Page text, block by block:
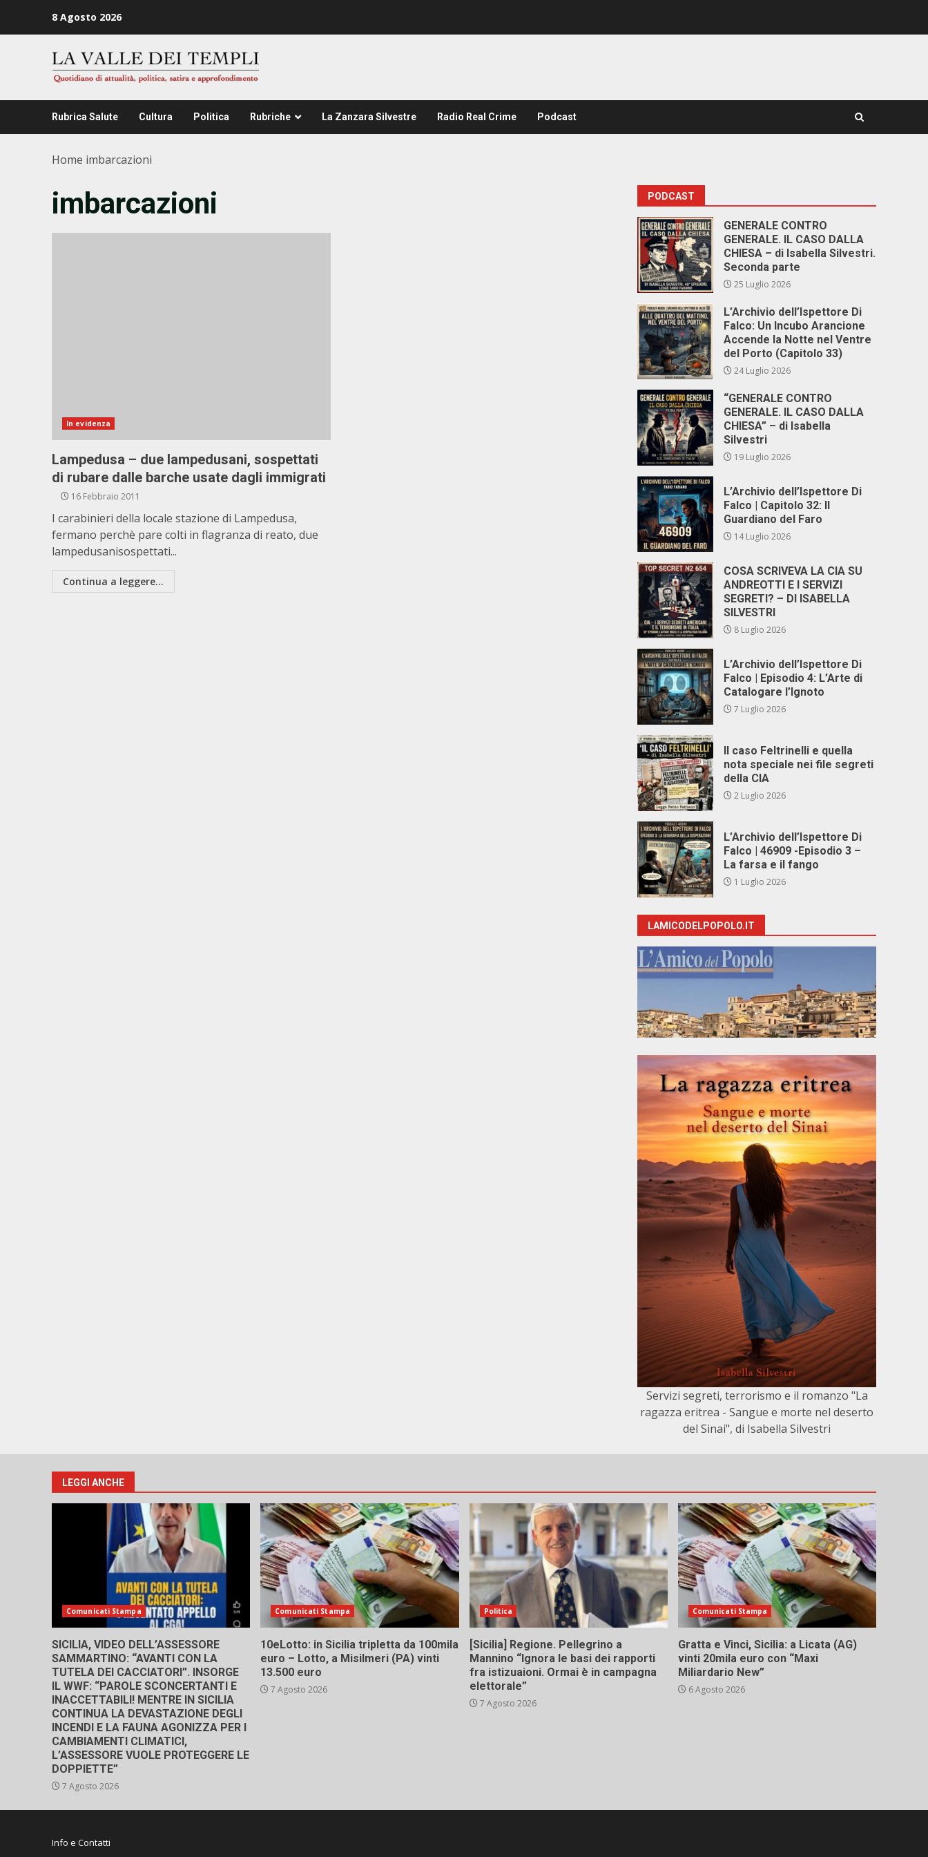
8 Agosto 2026
Rubrica Salute Cultura Politica Rubriche La Zanzara Silvestre Radio Real Crime Podcast
Home imbarcazioni
imbarcazioni
In evidenza
Lampedusa – due lampedusani, sospettati
di rubare dalle barche usate dagli immigrati
16 Febbraio 2011
I carabinieri della locale stazione di Lampedusa,
fermano perchè pare colti in flagranza di reato, due
lampedusanisospettati...
Continua a leggere...
PODCAST
GENERALE CONTRO
GENERALE. IL CASO DALLA
CHIESA – di Isabella Silvestri.
Seconda parte
25 Luglio 2026
L’Archivio dell’Ispettore Di
Falco: Un Incubo Arancione
Accende la Notte nel Ventre
del Porto (Capitolo 33)
24 Luglio 2026
“GENERALE CONTRO
GENERALE. IL CASO DALLA
CHIESA” – di Isabella
Silvestri
19 Luglio 2026
L’Archivio dell’Ispettore Di
Falco | Capitolo 32: Il
Guardiano del Faro
14 Luglio 2026
COSA SCRIVEVA LA CIA SU
ANDREOTTI E I SERVIZI
SEGRETI? – DI ISABELLA
SILVESTRI
8 Luglio 2026
L’Archivio dell’Ispettore Di
Falco | Episodio 4: L’Arte di
Catalogare l’Ignoto
7 Luglio 2026
Il caso Feltrinelli e quella
nota speciale nei file segreti
della CIA
2 Luglio 2026
L’Archivio dell’Ispettore Di
Falco | 46909 -Episodio 3 –
La farsa e il fango
1 Luglio 2026
LAMICODELPOPOLO.IT
Servizi segreti, terrorismo e il romanzo "La
ragazza eritrea - Sangue e morte nel deserto
del Sinai", di Isabella Silvestri
LEGGI ANCHE
Comunicati Stampa
SICILIA, VIDEO DELL’ASSESSORE
SAMMARTINO: “AVANTI CON LA
TUTELA DEI CACCIATORI”. INSORGE
IL WWF: “PAROLE SCONCERTANTI E
INACCETTABILI! MENTRE IN SICILIA
CONTINUA LA DEVASTAZIONE DEGLI
INCENDI E LA FAUNA AGONIZZA PER I
CAMBIAMENTI CLIMATICI,
L’ASSESSORE VUOLE PROTEGGERE LE
DOPPIETTE”
7 Agosto 2026
Comunicati Stampa
10eLotto: in Sicilia tripletta da 100mila
euro – Lotto, a Misilmeri (PA) vinti
13.500 euro
7 Agosto 2026
Politica
[Sicilia] Regione. Pellegrino a
Mannino “Ignora le basi dei rapporti
fra istizuaioni. Ormai è in campagna
elettorale”
7 Agosto 2026
Comunicati Stampa
Gratta e Vinci, Sicilia: a Licata (AG)
vinti 20mila euro con “Maxi
Miliardario New”
6 Agosto 2026
Info e Contatti